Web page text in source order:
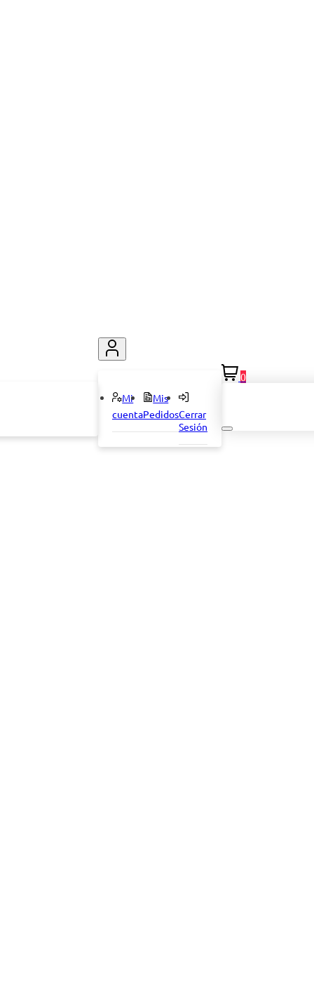
Mi
cuenta
Mis
PedidosCerrar
Sesión
0